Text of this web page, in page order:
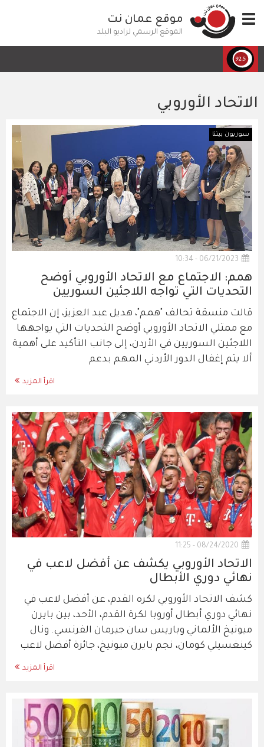
إلى
المحتوى
الرئيسي
Toggle
navigation
موقع عمان نت
الموقع الرسمي لراديو البلد
الاتحاد الأوروبي
سوريون بيننا
06/21/2023 - 10:34
همم: الاجتماع مع الاتحاد الأوروبي أوضح
التحديات التي تواجه اللاجئين السوريين
قالت منسقة تحالف "همم"، هديل عبد العزيز، إن الاجتماع
مع ممثلي الاتحاد الأوروبي أوضح التحديات التي يواجهها
اللاجئين السوريين في الأردن، إلى جانب التأكيد على أهمية
ألا يتم إغفال الدور الأردني المهم بدعم
اقرأ المزيد
08/24/2020 - 11:25
الاتحاد الأوروبي يكشف عن أفضل لاعب في
نهائي دوري الأبطال
كشف الاتحاد الأوروبي لكره القدم، عن أفضل لاعب في
نهائي دوري أبطال أوروبا لكرة القدم، الأحد، بين بايرن
ميونيخ الألماني وباريس سان جيرمان الفرنسي. ونال
كينغسيلي كومان، نجم بايرن ميونيخ، جائزة أفضل لاعب
اقرأ المزيد